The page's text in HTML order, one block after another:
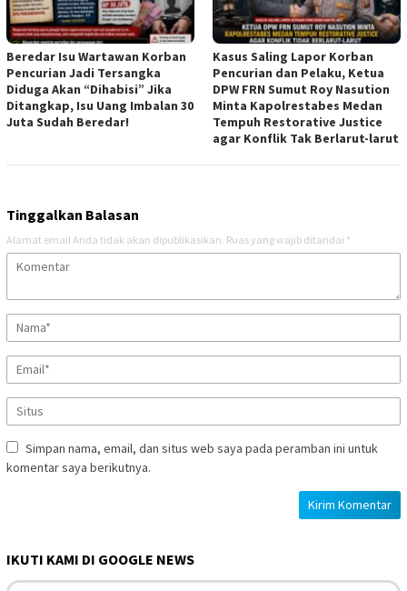
Beredar Isu Wartawan Korban
Pencurian Jadi Tersangka
Diduga Akan “Dihabisi” Jika
Ditangkap, Isu Uang Imbalan 30
Juta Sudah Beredar!
Kasus Saling Lapor Korban
Pencurian dan Pelaku, Ketua
DPW FRN Sumut Roy Nasution
Minta Kapolrestabes Medan
Tempuh Restorative Justice
agar Konflik Tak Berlarut-larut
Tinggalkan Balasan
Alamat email Anda tidak akan dipublikasikan. Ruas yang wajib ditandai *
Simpan nama, email, dan situs web saya pada peramban ini untuk
komentar saya berikutnya.
IKUTI KAMI DI GOOGLE NEWS